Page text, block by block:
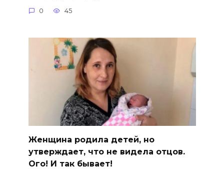
0 45
Женщина родила детей, но
утверждает, что не видела отцов.
Ого! И так бывает!